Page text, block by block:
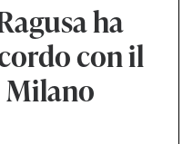
ha
con il